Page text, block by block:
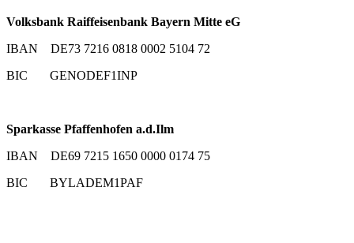
Volksbank Raiffeisenbank Bayern Mitte eG
IBAN DE73 7216 0818 0002 5104 72
BIC GENODEF1INP
Sparkasse Pfaffenhofen a.d.Ilm
IBAN DE69 7215 1650 0000 0174 75
BIC BYLADEM1PAF